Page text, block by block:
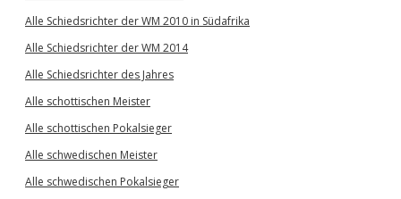
Alle Schiedsrichter der WM 2010 in Südafrika
Alle Schiedsrichter der WM 2014
Alle Schiedsrichter des Jahres
Alle schottischen Meister
Alle schottischen Pokalsieger
Alle schwedischen Meister
Alle schwedischen Pokalsieger